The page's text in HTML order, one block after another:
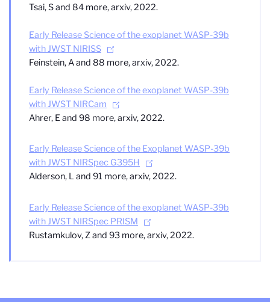
Tsai, S and 84 more, arxiv, 2022.
Early Release Science of the exoplanet WASP-39b
with JWST NIRISS
Feinstein, A and 88 more, arxiv, 2022.
Early Release Science of the exoplanet WASP-39b
with JWST NIRCam
Ahrer, E and 98 more, arxiv, 2022.
Early Release Science of the Exoplanet WASP-39b
with JWST NIRSpec G395H
Alderson, L and 91 more, arxiv, 2022.
Early Release Science of the exoplanet WASP-39b
with JWST NIRSpec PRISM
Rustamkulov, Z and 93 more, arxiv, 2022.